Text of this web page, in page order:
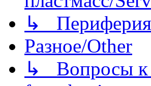
↳ Периферия
Разное/Other
↳ Вопросы к